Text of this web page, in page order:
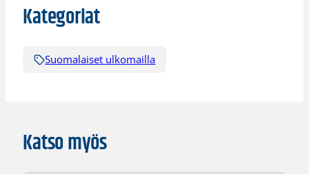
Kategoriat
Suomalaiset ulkomailla
Katso myös